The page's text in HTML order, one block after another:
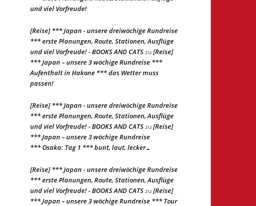
und viel Vorfreude!
[Reise] *** Japan - unsere dreiwöchige Rundreise
*** erste Planungen, Route, Stationen, Ausflüge
und viel Vorfreude! - BOOKS AND CATSzu[Reise]
*** Japan – unsere 3 wöchige Rundreise ***
Aufenthalt in Hakone *** das Wetter muss
passen!
[Reise] *** Japan - unsere dreiwöchige Rundreise
*** erste Planungen, Route, Stationen, Ausflüge
und viel Vorfreude! - BOOKS AND CATSzu[Reise]
*** Japan – unsere 3 wöchige Rundreise
*** Osaka: Tag 1 *** bunt, laut, lecker…
[Reise] *** Japan - unsere dreiwöchige Rundreise
*** erste Planungen, Route, Stationen, Ausflüge
und viel Vorfreude! - BOOKS AND CATSzu[Reise]
*** Japan – unsere 3 wöchige Rundreise *** Tour